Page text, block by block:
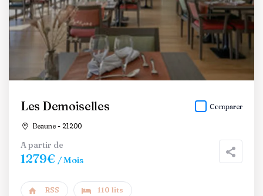
Les Demoiselles
Beaune - 21200
Comparer
A partir de
1279€ / Mois
RSS 110 lits